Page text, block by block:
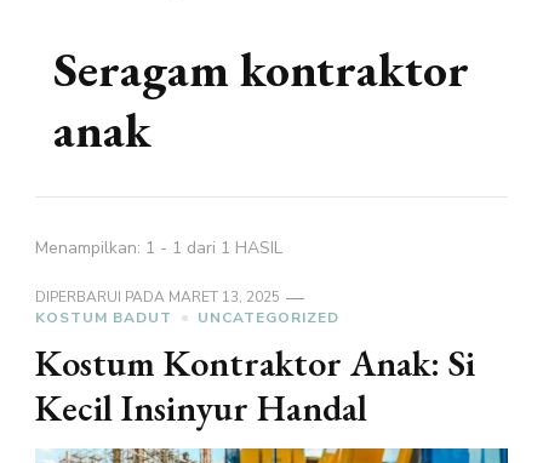
Seragam kontraktor
anak
Menampilkan: 1 - 1 dari 1 HASIL
DIPERBARUI PADA MARET 13, 2025
KOSTUM BADUT
UNCATEGORIZED
Kostum Kontraktor Anak: Si
Kecil Insinyur Handal